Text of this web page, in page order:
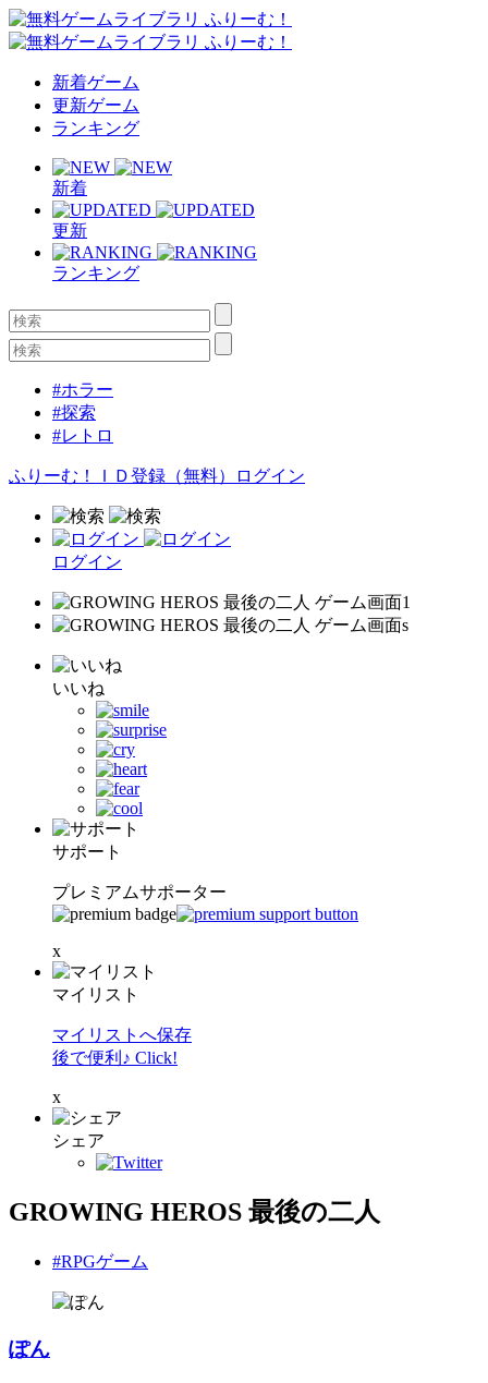
新着ゲーム
更新ゲーム
ランキング
新着
更新
ランキング
#ホラー
#探索
#レトロ
ふりーむ！ＩＤ登録（無料） ログイン
ログイン
いいね
サポート
プレミアムサポーター
x
マイリスト
マイリストへ保存
後で便利♪ Click!
x
シェア
GROWING HEROS 最後の二人
#RPGゲーム
ぽん